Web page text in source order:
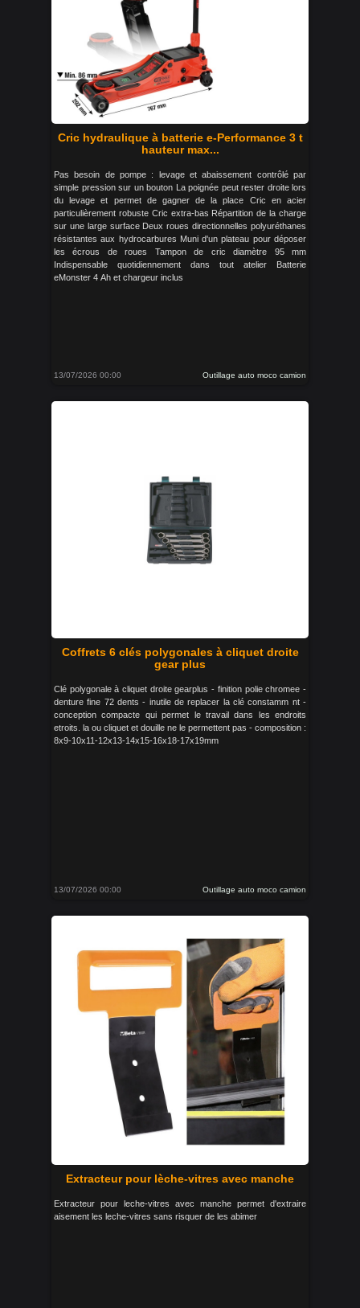
Cric hydraulique à batterie e-Performance 3 t
hauteur max...
Pas besoin de pompe : levage et abaissement contrôlé par
simple pression sur un bouton La poignée peut rester droite lors
du levage et permet de gagner de la place Cric en acier
particulièrement robuste Cric extra-bas Répartition de la charge
sur une large surface Deux roues directionnelles polyuréthanes
résistantes aux hydrocarbures Muni d'un plateau pour déposer
les écrous de roues Tampon de cric diamètre 95 mm
Indispensable quotidiennement dans tout atelier Batterie
eMonster 4 Ah et chargeur inclus
13/07/2026 00:00 Outillage auto moco camion
Coffrets 6 clés polygonales à cliquet droite
gear plus
Clé polygonale à cliquet droite gearplus - finition polie chromee -
denture fine 72 dents - inutile de replacer la clé constamm nt -
conception compacte qui permet le travail dans les endroits
etroits. la ou cliquet et douille ne le permettent pas - composition :
8x9-10x11-12x13-14x15-16x18-17x19mm
13/07/2026 00:00 Outillage auto moco camion
Extracteur pour lèche-vitres avec manche
Extracteur pour leche-vitres avec manche permet d'extraire
aisement les leche-vitres sans risquer de les abimer